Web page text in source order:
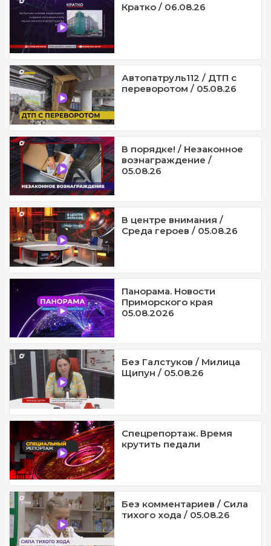
Кратко / 06.08.26
Автопатруль112 / ДТП с
переворотом / 05.08.26
В порядке! / Незаконное
вознаграждение /
05.08.26
В центре внимания /
Среда героев / 05.08.26
Панорама. Новости
Приморского края
05.08.2026
Без Галстуков / Милица
Щипун / 05.08.26
Спецрепортаж. Время
крутить педали
Без комментариев / Сила
тихого хода / 05.08.26